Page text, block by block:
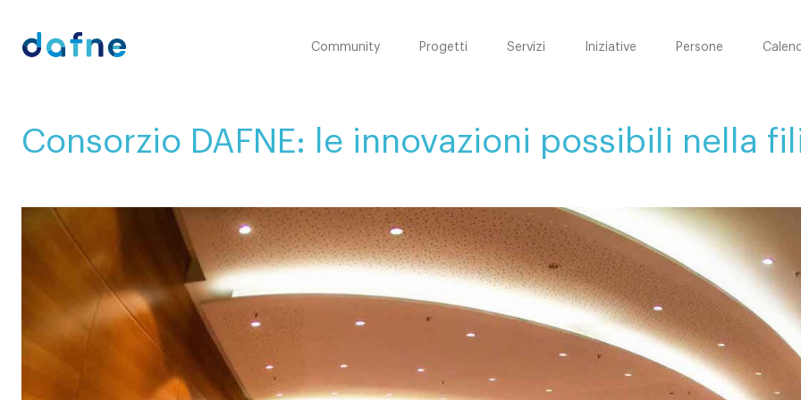
Consorzio Dafne Community Progetti Servizi Iniziative Persone
Consorzio DAFNE: le innovazioni possibili nella